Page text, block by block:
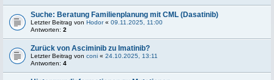
Suche: Beratung Familienplanung mit CML (Dasatinib)
Letzter Beitrag von Hodor« 09.11.2025, 11:00
Antworten: 2
Zurück von Asciminib zu Imatinib?
Letzter Beitrag von coni « 24.10.2025, 13:11
Antworten: 4